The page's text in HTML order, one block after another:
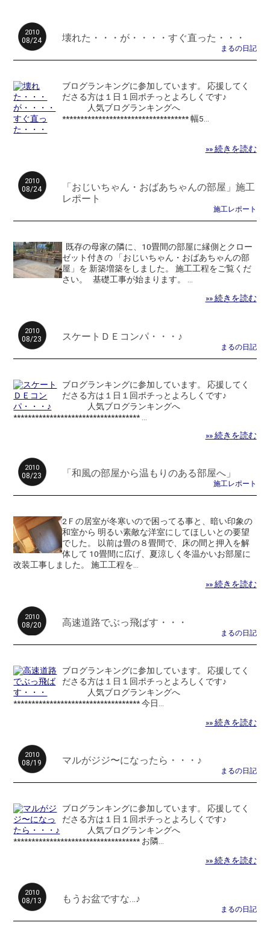
2010
08/24 壊れた・・・が・・・・すぐ直った・・・
まるの日記
ブログランキングに参加しています。 応援してく
ださる方は１日１回ポチっとよろしくです♪
人気ブログランキングへ
*********************************** 幅5...
»» 続きを読む
2010
08/24
「おじいちゃん・おばあちゃんの部屋」施工
レポート
施工レポート
既存の母家の隣に、10畳間の部屋に縁側とクロー
ゼット付きの 「おじいちゃん・おばあちゃんの部
屋」を 新築増築をしました。 施工工程をご覧くだ
さい。 基礎工事が始まります。 ...
»» 続きを読む
2010
08/23 スケートＤＥコンパ・・・♪
まるの日記
ブログランキングに参加しています。 応援してく
ださる方は１日１回ポチっとよろしくです♪
人気ブログランキングへ
*********************************** ...
»» 続きを読む
2010
08/23 「和風の部屋から温もりのある部屋へ」
施工レポート
2Ｆの居室が冬寒いので困ってる事と、暗い印象の
和室から 明るい素敵な洋室にしてほしいとの要望
でした。 以前は畳の８畳間で、床の間と押入を解
体して 10畳間に広げ、夏涼しく冬温かいお部屋に
改装工事しました。 施工工程を...
»» 続きを読む
2010
08/20 高速道路でぶっ飛ばす・・・
まるの日記
ブログランキングに参加しています。 応援してく
ださる方は１日１回ポチっとよろしくです♪
人気ブログランキングへ
*********************************** 今日...
»» 続きを読む
2010
08/19 マルがジジ〜になったら・・・♪
まるの日記
ブログランキングに参加しています。 応援してく
ださる方は１日１回ポチっとよろしくです♪
人気ブログランキングへ
*********************************** お隣...
»» 続きを読む
2010
08/13 もうお盆ですな…♪
まるの日記